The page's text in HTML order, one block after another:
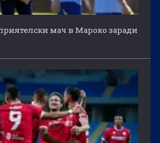
мач в Мароко заради